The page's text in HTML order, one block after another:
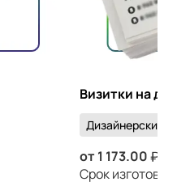
Визитки на
Дизайнерский
от 1 173.00
Срок